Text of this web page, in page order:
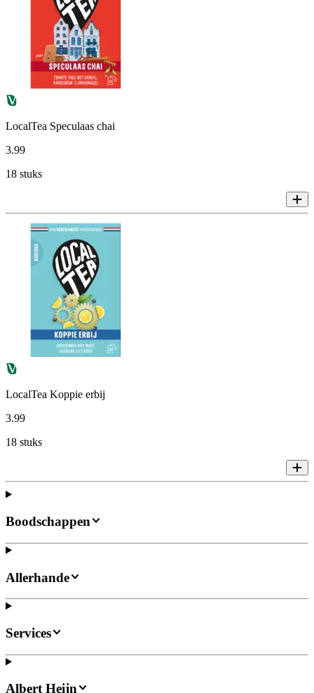
LocalTea Speculaas chai
3.99
18 stuks
LocalTea Koppie erbij
3.99
18 stuks
Boodschappen
Allerhande
Services
Albert Heijn